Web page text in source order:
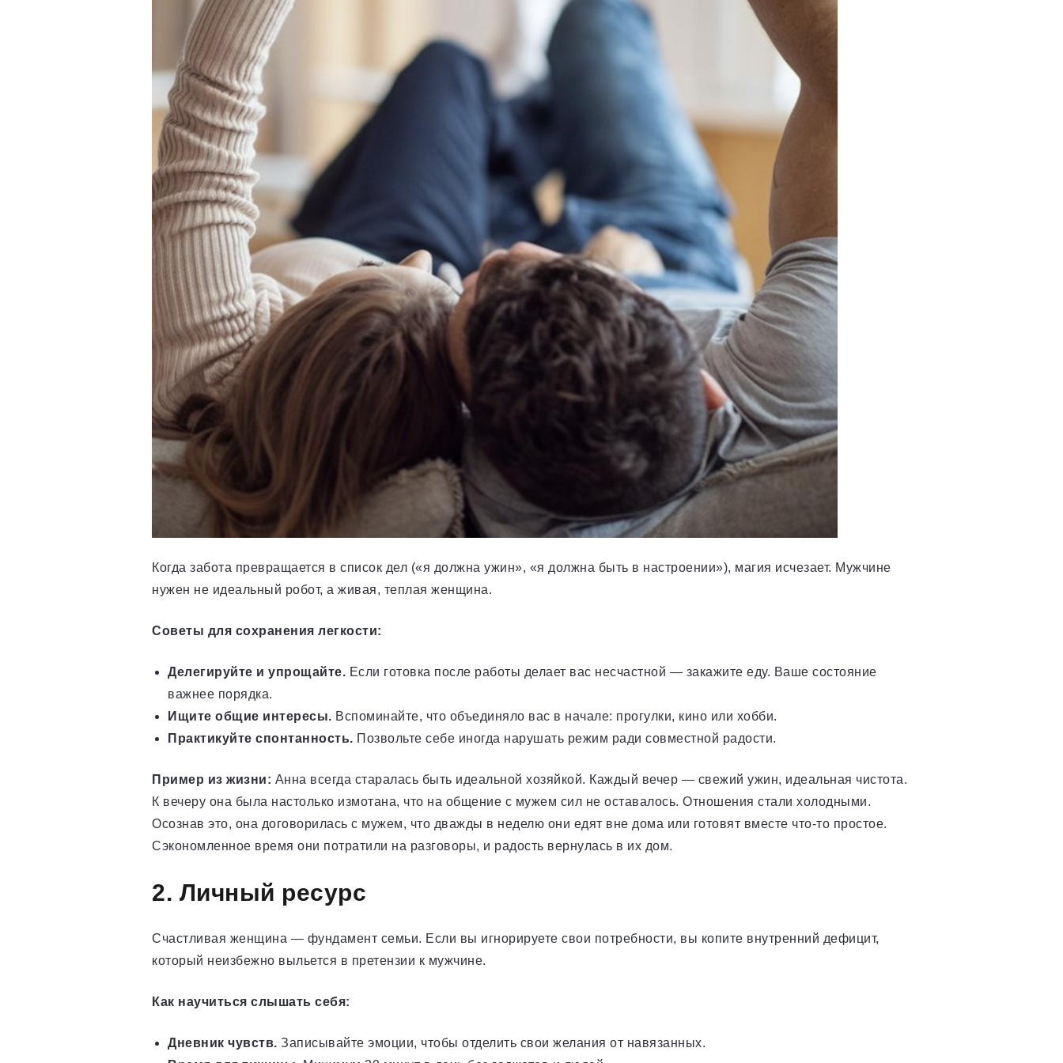
Когда забота превращается в список дел («я должна ужин», «я должна быть в настроении»), магия исчезает. Мужчине
нужен не идеальный робот, а живая, теплая женщина.
Советы для сохранения легкости:
Делегируйте и упрощайте. Если готовка после работы делает вас несчастной — закажите еду. Ваше состояние
важнее порядка.
Ищите общие интересы. Вспоминайте, что объединяло вас в начале: прогулки, кино или хобби.
Практикуйте спонтанность. Позвольте себе иногда нарушать режим ради совместной радости.
Пример из жизни: Анна всегда старалась быть идеальной хозяйкой. Каждый вечер — свежий ужин, идеальная чистота.
К вечеру она была настолько измотана, что на общение с мужем сил не оставалось. Отношения стали холодными.
Осознав это, она договорилась с мужем, что дважды в неделю они едят вне дома или готовят вместе что-то простое.
Сэкономленное время они потратили на разговоры, и радость вернулась в их дом.
2. Личный ресурс
Счастливая женщина — фундамент семьи. Если вы игнорируете свои потребности, вы копите внутренний дефицит,
который неизбежно выльется в претензии к мужчине.
Как научиться слышать себя:
Дневник чувств. Записывайте эмоции, чтобы отделить свои желания от навязанных.